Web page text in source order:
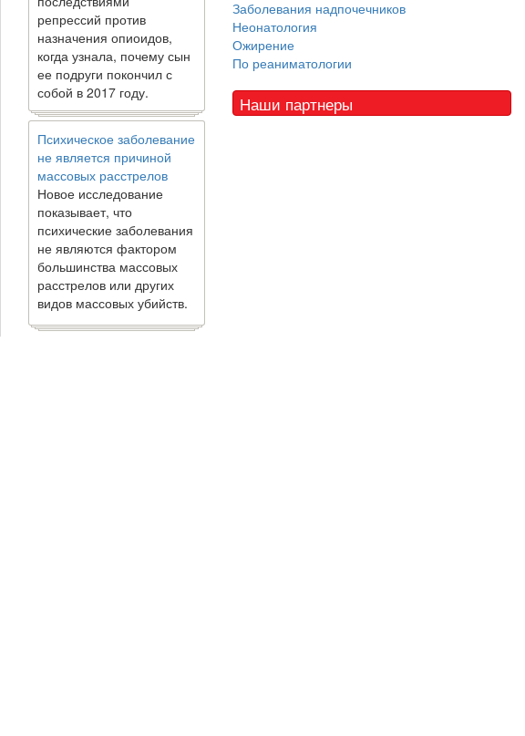
репрессий против
назначения опиоидов,
когда узнала, почему сын
ее подруги покончил с
собой в 2017 году.
Психическое заболевание
не является причиной
массовых расстрелов
Новое исследование
показывает, что
психические заболевания
не являются фактором
большинства массовых
расстрелов или других
видов массовых убийств.
Заболевания надпочечников
Неонатология
Ожирение
По реаниматологии
Наши партнеры